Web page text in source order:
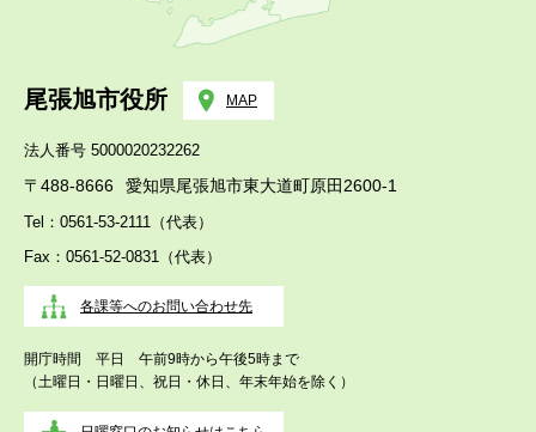
尾張旭市役所 MAP
法人番号 5000020232262
〒488-8666 愛知県尾張旭市東大道町原田2600-1
Tel：0561-53-2111（代表）
Fax：0561-52-0831（代表）
各課等へのお問い合わせ先
開庁時間 平日 午前9時から午後5時まで
（土曜日・日曜日、祝日・休日、年末年始を除く）